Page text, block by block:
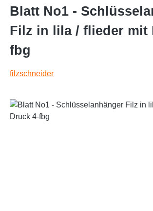
Blatt No1 -
Filz in lila / flieder mit
fbg
filzschneider
Bildergalerie überspringen
Text vergrößern